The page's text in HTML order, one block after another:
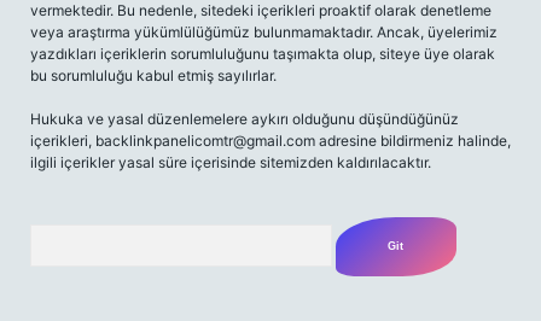
vermektedir. Bu nedenle, sitedeki içerikleri proaktif olarak denetleme
veya araştırma yükümlülüğümüz bulunmamaktadır. Ancak, üyelerimiz
yazdıkları içeriklerin sorumluluğunu taşımakta olup, siteye üye olarak
bu sorumluluğu kabul etmiş sayılırlar.
Hukuka ve yasal düzenlemelere aykırı olduğunu düşündüğünüz
içerikleri, backlinkpanelicomtr@gmail.com adresine bildirmeniz halinde,
ilgili içerikler yasal süre içerisinde sitemizden kaldırılacaktır.